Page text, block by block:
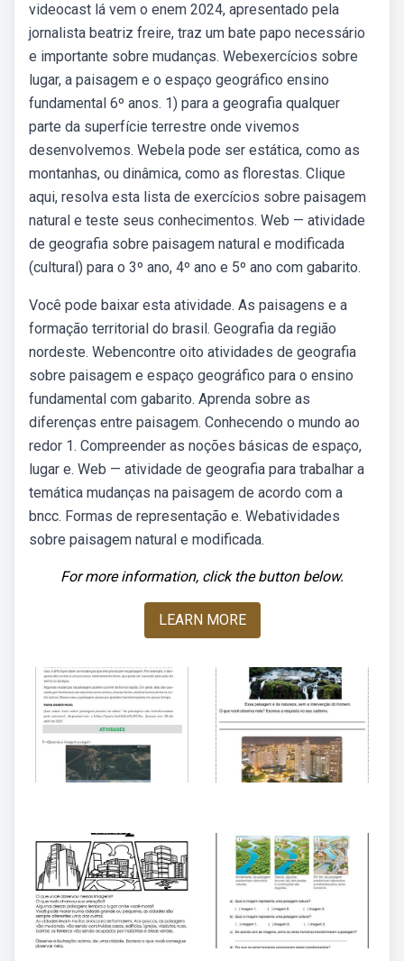
videocast lá vem o enem 2024, apresentado pela
jornalista beatriz freire, traz um bate papo necessário
e importante sobre mudanças. Webexercícios sobre
lugar, a paisagem e o espaço geográfico ensino
fundamental 6º anos. 1) para a geografia qualquer
parte da superfície terrestre onde vivemos
desenvolvemos. Webela pode ser estática, como as
montanhas, ou dinâmica, como as florestas. Clique
aqui, resolva esta lista de exercícios sobre paisagem
natural e teste seus conhecimentos. Web — atividade
de geografia sobre paisagem natural e modificada
(cultural) para o 3º ano, 4º ano e 5º ano com gabarito.
Você pode baixar esta atividade. As paisagens e a
formação territorial do brasil. Geografia da região
nordeste. Webencontre oito atividades de geografia
sobre paisagem e espaço geográfico para o ensino
fundamental com gabarito. Aprenda sobre as
diferenças entre paisagem. Conhecendo o mundo ao
redor 1. Compreender as noções básicas de espaço,
lugar e. Web — atividade de geografia para trabalhar a
temática mudanças na paisagem de acordo com a
bncc. Formas de representação e. Webatividades
sobre paisagem natural e modificada.
For more information, click the button below.
LEARN MORE